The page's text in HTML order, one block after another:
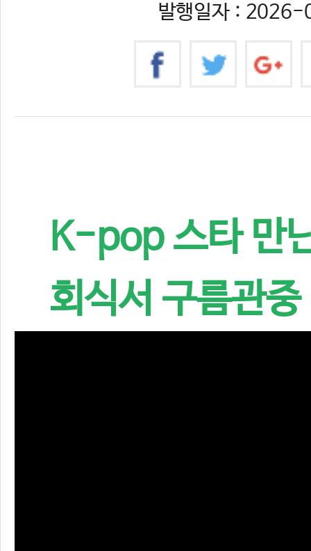
발행일자 :
K-pop 스타 만
회식서 구름관중